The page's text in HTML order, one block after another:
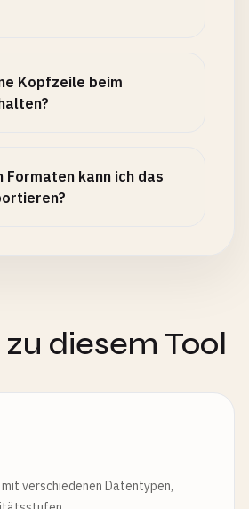
Kopfzeile beim
Formaten kann ich das
diesem Tool
verschiedenen Datentypen,